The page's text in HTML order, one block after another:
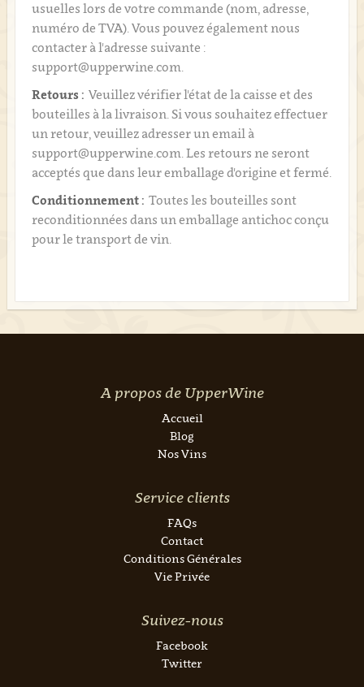
usuelles lors de votre commande (nom, adresse,
numéro de TVA). Vous pouvez également nous
contacter à l'adresse suivante :
support@upperwine.com.
Retours : Veuillez vérifier l'état de la caisse et des
bouteilles à la livraison. Si vous souhaitez effectuer
un retour, veuillez adresser un email à
support@upperwine.com. Les retours ne seront
acceptés que dans leur emballage d'origine et fermé.
Conditionnement : Toutes les bouteilles sont
reconditionnées dans un emballage antichoc conçu
pour le transport de vin.
A propos de UpperWine
Accueil
Blog
Nos Vins
Service clients
FAQs
Contact
Conditions Générales
Vie Privée
Suivez-nous
Facebook
Twitter